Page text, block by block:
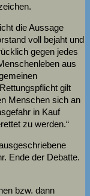
die Aussage
voll bejaht und
gegen jedes
aus
gilt
Menschen sich an
in Kauf
zu werden.“
Ende der Debatte.
bzw. dann